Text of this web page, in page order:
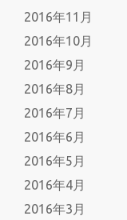
2016年11月
2016年10月
2016年9月
2016年8月
2016年7月
2016年6月
2016年5月
2016年4月
2016年3月